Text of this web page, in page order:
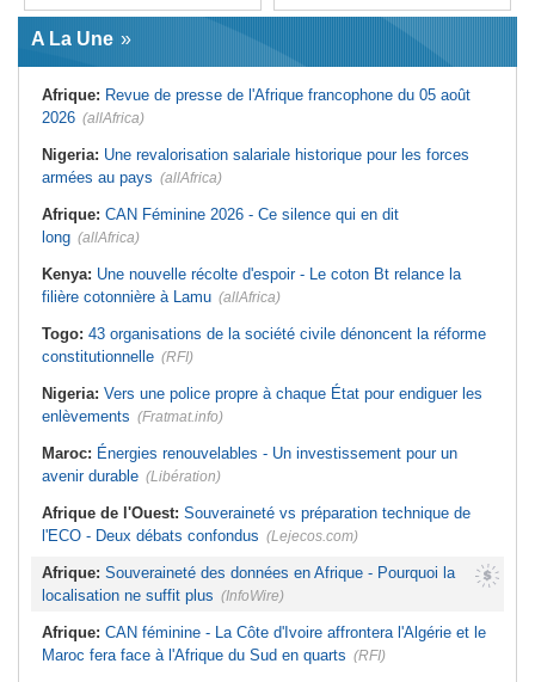
enlèvements
Afrique de l'Ouest:
Deux débats confondus
Afrique:CAN féminine - La Côte
d'Ivoire affrontera l'Algérie et le
Maroc fera face à l'Afrique du Sud
Sénégal:Ouverture du procès des
trois chroniqueurs proches du
Pastef pour offense au chef de l'État
Mali:La Cour suprême rejette la
demande de libération du militant
Clément Dembélé
Guinée:
Polémique autour des
vacances du président Doumbouya
en Grèce - Opposition et citoyens
endémique à Radès oblige le
avoir prévenu l'Espagne des risques
avant la crise migratoire
économique et diplomatique
au premier semestre
A La Une
Afrique: Revue de presse de l'Afrique francophone du 05 août
2026 (allAfrica)
Nigeria: Une revalorisation salariale historique pour les forces
armées au pays (allAfrica)
Afrique: CAN Féminine 2026 - Ce silence qui en dit
long (allAfrica)
Kenya: Une nouvelle récolte d'espoir - Le coton Bt relance la
filière cotonnière à Lamu (allAfrica)
Togo: 43 organisations de la société civile dénoncent la réforme
constitutionnelle (RFI)
Nigeria: Vers une police propre à chaque État pour endiguer les
enlèvements (Fratmat.info)
Maroc: Énergies renouvelables - Un investissement pour un
avenir durable (Libération)
Afrique de l'Ouest: Souveraineté vs préparation technique de
l'ECO - Deux débats confondus (Lejecos.com)
Afrique: Souveraineté des données en Afrique - Pourquoi la
localisation ne suffit plus (InfoWire)
Afrique: CAN féminine - La Côte d'Ivoire affrontera l'Algérie et le
Maroc fera face à l'Afrique du Sud en quarts (RFI)